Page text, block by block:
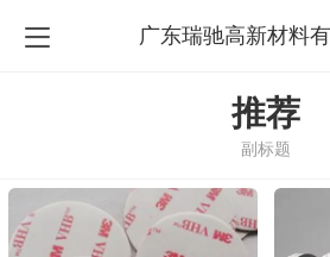
广东瑞驰高新材料
推荐
副标题